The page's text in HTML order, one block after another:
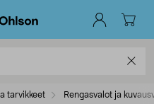
tarvikkeet Rengasvalot ja